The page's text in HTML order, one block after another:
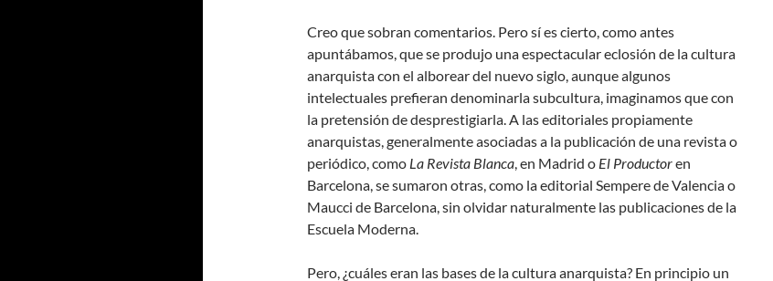
Creo que sobran comentarios. Pero sí es cierto, como antes
apuntábamos, que se produjo una espectacular eclosión de la cultura
anarquista con el alborear del nuevo siglo, aunque algunos
intelectuales prefieran denominarla subcultura, imaginamos que con
la pretensión de desprestigiarla. A las editoriales propiamente
anarquistas, generalmente asociadas a la publicación de una revista o
periódico, como La Revista Blanca, en Madrid o El Productoren
Barcelona, se sumaron otras, como la editorial Sempere de Valencia o
Maucci de Barcelona, sin olvidar naturalmente las publicaciones de la
Escuela Moderna.
Pero, ¿cuáles eran las bases de la cultura anarquista? En principio un